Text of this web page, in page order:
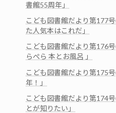
書館55周年」
こども図書館だより第177
た人気本はこれだ」
こども図書館だより第176
らぺら 本とお風呂 」
こども図書館だより第175
年！」
こども図書館だより第174
とが知りたい」